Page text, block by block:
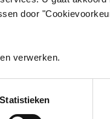
door
verwerken.
Statistieken
15 minuten om kans te